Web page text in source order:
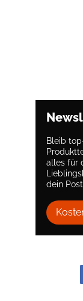
Bleib
alles für
dein